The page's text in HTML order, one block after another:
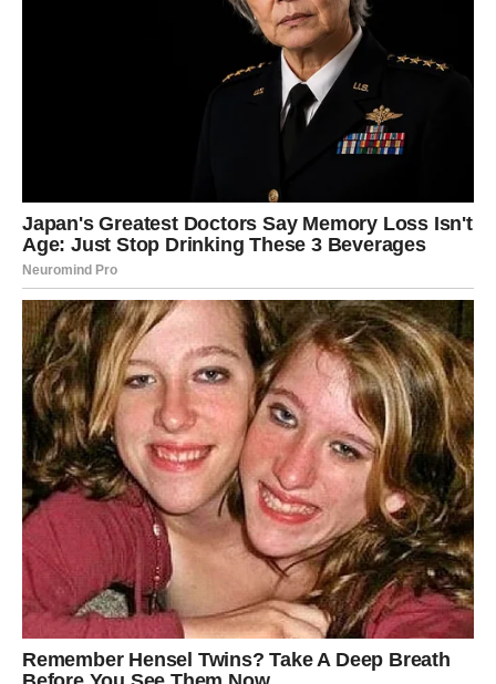
nalete strasti, ali i iznenadne promene raspoloženja koje
dolaze kao posledica velikih otkrića.
Mnogi pripadnici ovog znaka mogu se suočiti sa
emocijama koje su dugo potiskivali. Susreti, poruke ili
iznenadne situacije mogu pokrenuti lavinu osećanja.
Neki Ovnovi mogu doživeti povratak osobe iz prošlosti ili
neočekivani razgovor koji menja tok jedne priče. U takvim
trenucima postaje jasno da sudbina još nije rekla
poslednju reč.
Osećaj sudbinske povezanosti sa određenim osobama
može postati veoma snažan, a emotivni događaji mogu
imati dramatičan i nezaboravan karakter.
Unutrašnja snaga i buđenje
energije
Druga polovina marta pokreće duboku unutrašnju
energiju u Ovnovima. Ovaj znak, poznat po hrabrosti i
odlučnosti, sada može osetiti snažan talas motivacije i
želje za promenom.